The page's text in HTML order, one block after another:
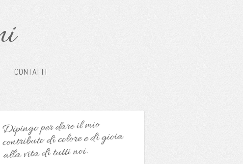
CONTATTI
Dipingo per dare il mio
contributo di colore e di gioia
alla vita di tutti noi.